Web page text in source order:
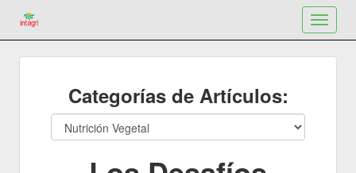
Toggle
Categorías de Artículos: